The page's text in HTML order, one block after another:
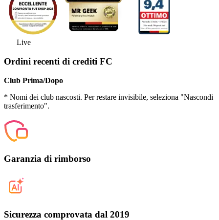
Live
Ordini recenti di crediti FC
Club Prima/Dopo
* Nomi dei club nascosti. Per restare invisibile, seleziona "Nascondi
trasferimento".
Garanzia di rimborso
Sicurezza comprovata dal 2019